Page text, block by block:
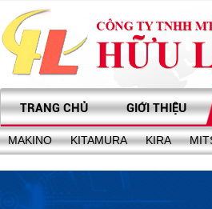
TRANG CHỦ GIỚI THIỆU
MAKINO KITAMURA KIRA